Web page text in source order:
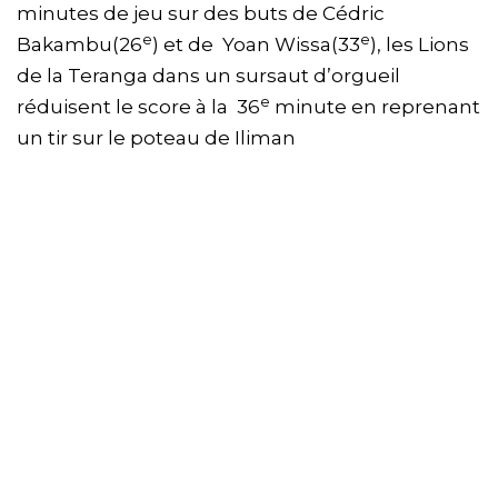
minutes de jeu sur des buts de Cédric
Bakambu(26e) et de Yoan Wissa(33e), les Lions
de la Teranga dans un sursaut d’orgueil
réduisent le score à la 36e minute en reprenant
un tir sur le poteau de Iliman